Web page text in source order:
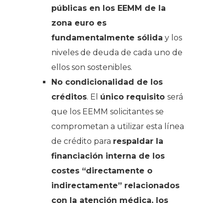
públicas en los EEMM de la
zona euro es
fundamentalmente sólida y los
niveles de deuda de cada uno de
ellos son sostenibles.
No condicionalidad de los
créditos. El único requisito será
que los EEMM solicitantes se
comprometan a utilizar esta línea
de crédito para respaldar la
financiación interna de los
costes “directamente o
indirectamente” relacionados
con la atención médica, los